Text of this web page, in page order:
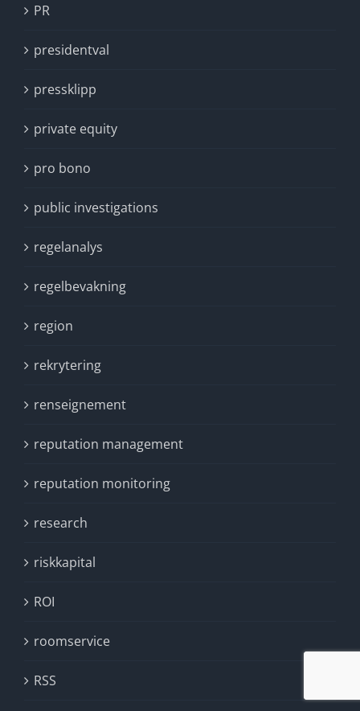
PR
presidentval
pressklipp
private equity
pro bono
public investigations
regelanalys
regelbevakning
region
rekrytering
renseignement
reputation management
reputation monitoring
research
riskkapital
ROI
roomservice
RSS